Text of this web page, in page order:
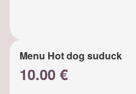
Menu Hot dog suduck
10.00 €